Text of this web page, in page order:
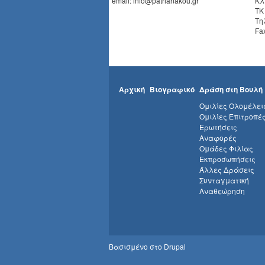
Αρχική Βιογραφικό Δράση στη Βουλή
Ομιλίες
Ομιλίες
Ερωτήσεις
Αναφορές
Ομάδες Φιλίας
Εκπροσωπήσεις
Άλλες Δράσεις
Συνταγματική
Αναθεώρηση
Βασισμένο στο Drupal